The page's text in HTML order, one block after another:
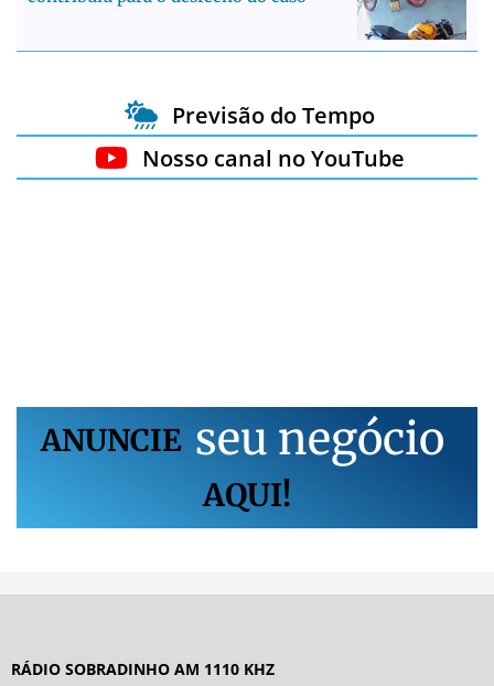
Previsão do Tempo
Nosso canal no YouTube
ANUNCIE seu negócio
AQUI!
RÁDIO SOBRADINHO AM 1110 KHZ